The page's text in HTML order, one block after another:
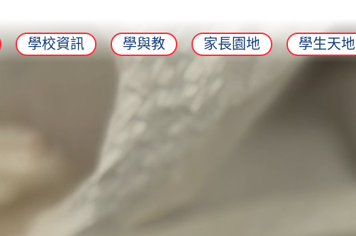
學校資訊 學與教 家長園地 學生天地